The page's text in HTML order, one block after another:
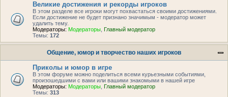
Великие достижения и рекорды игроков
В этом разделе все игроки могут похвастаться своими достижениями.
Если достижение не будет признано значимым - модератор может
удалить тему.
Модераторы: Модераторы Главный модератор
Темы: 172
Общение, юмор и творчество наших игроков
Приколы и юмор в игре
В этом форуме можно поделиться всеми курьезными событиями,
произошедшими с вами или вашими знакомыми в нашей игре
Модераторы: Модераторы Главный модератор
Темы: 313